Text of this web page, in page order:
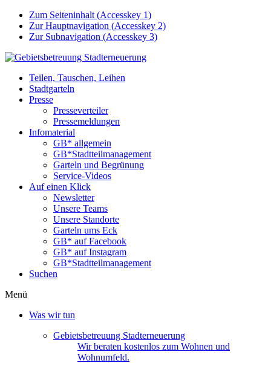
Zum Seiteninhalt (Accesskey 1)
Zur Hauptnavigation (Accesskey 2)
Zur Subnavigation (Accesskey 3)
Teilen, Tauschen, Leihen
Stadtgarteln
Presse
Presseverteiler
Pressemeldungen
Infomaterial
GB* allgemein
GB*Stadtteilmanagement
Garteln und Begrünung
Service-Videos
Auf einen Klick
Newsletter
Unsere Teams
Unsere Standorte
Garteln ums Eck
GB* auf Facebook
GB* auf Instagram
GB*Stadtteilmanagement
Suchen
Menü
Was wir tun
Gebietsbetreuung Stadterneuerung
Wir beraten kostenlos zum Wohnen und
Wohnumfeld.